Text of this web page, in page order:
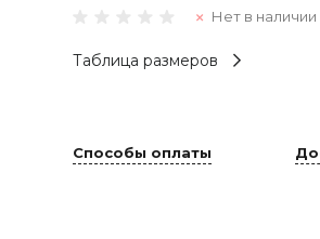
Нет в наличии
Таблица размеров
Способы оплаты